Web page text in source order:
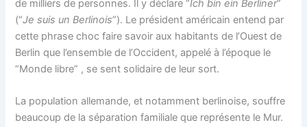
de milliers de personnes. Il y déclare “Ich bin ein Berliner”
(“Je suis un Berlinois”). Le président américain entend par
cette phrase choc faire savoir aux habitants de l’Ouest de
Berlin que l’ensemble de l’Occident, appelé à l’époque le
“Monde libre” , se sent solidaire de leur sort.
La population allemande, et notamment berlinoise, souffre
beaucoup de la séparation familiale que représente le Mur.